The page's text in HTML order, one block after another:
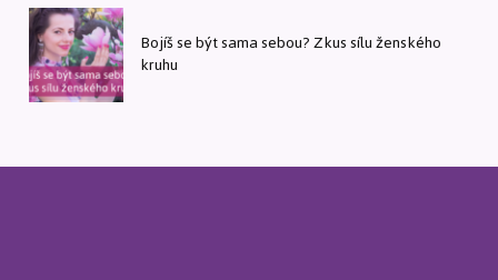
Bojíš se být sama sebou? Zkus sílu ženského
kruhu